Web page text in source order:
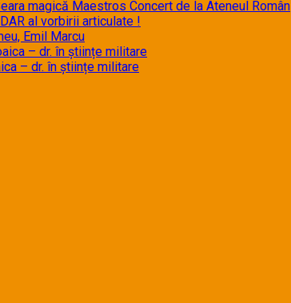
magică Maestros Concert de la Ateneul Român
al vorbirii articulate !
Emil Marcu
– dr. în științe militare
– dr. în științe militare